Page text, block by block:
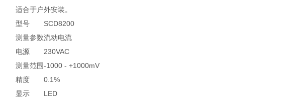
适合于户外安装。
型号
SCD8200
测量参数流动电流
电源
230VAC
测量范围-1000 - +1000mV
精度
0.1%
显示
LED